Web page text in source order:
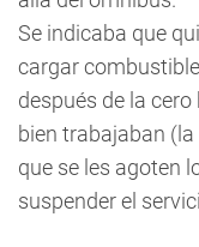
Se indicaba que
cargar
después de la
bien trabajaban
que se les agoten
suspender el